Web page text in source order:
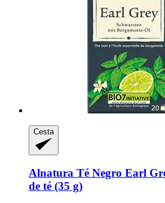
Cesta
Alnatura Té Negro Earl
de té (35 g)